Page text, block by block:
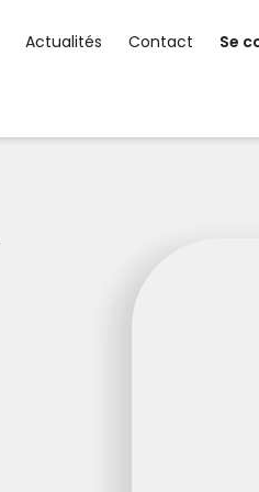
Actualités Contact Se